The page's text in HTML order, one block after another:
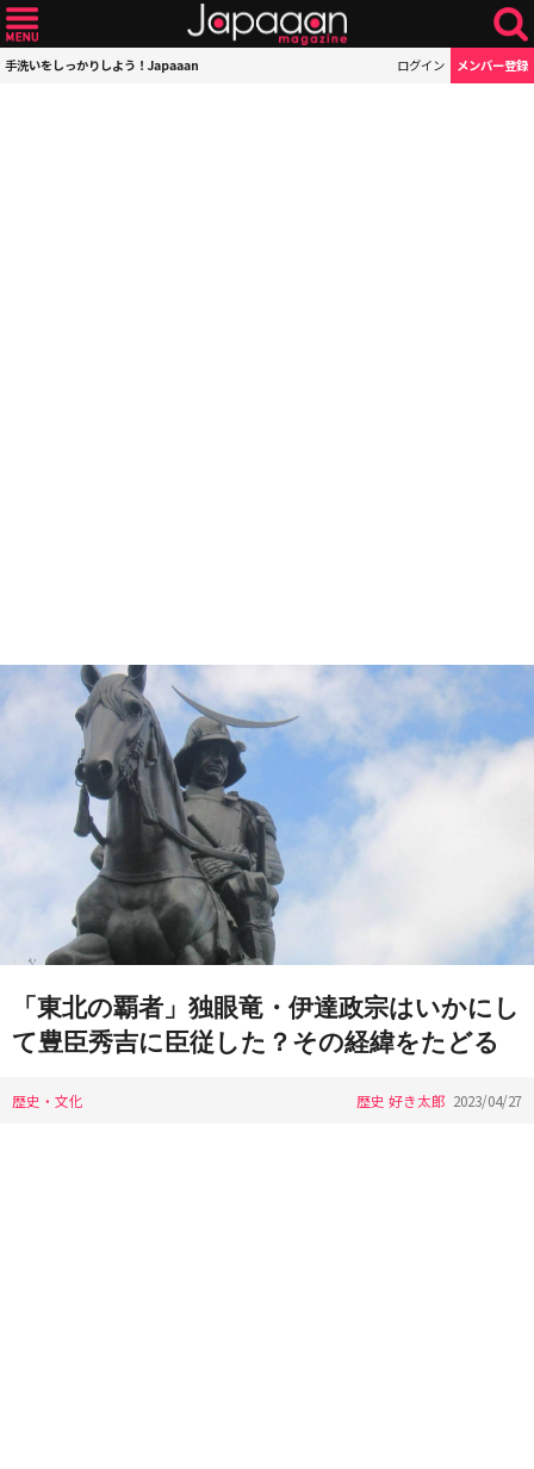
手洗いをしっかりしよう！Japaaan ログイン メンバー登録
「東北の覇者」独眼竜・伊達政宗はいかにし
て豊臣秀吉に臣従した？その経緯をたどる
歴史・文化 歴史 好き太郎 2023/04/27